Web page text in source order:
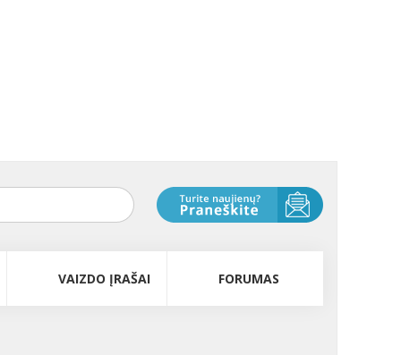
VAIZDO ĮRAŠAI FORUMAS